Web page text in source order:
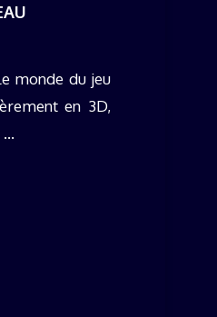
monde du jeu
en 3D,